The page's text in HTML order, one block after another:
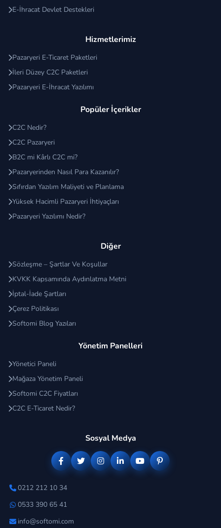
E-İhracat Devlet Destekleri
Hizmetlerimiz
Pazaryeri E-Ticaret Paketleri
İleri Düzey C2C Paketleri
Pazaryeri E-İhracat Yazılımı
Popüler İçerikler
C2C Nedir?
C2C Pazaryeri
B2C mi Kârlı C2C mi?
Pazaryerinden Nasıl Para Kazanılır?
Sıfırdan Yazılım Maliyeti ve Planlama
Yüksek Hacimli Pazaryeri İhtiyaçları
Pazaryeri Yazılımı Nedir?
Diğer
Sözleşme – Şartlar Ve Koşullar
KVKK Kapsamında Aydınlatma Metni
İptal-İade Şartları
Çerez Politikası
Softomi Blog Yazıları
Yönetim Panelleri
Yönetici Paneli
Mağaza Yönetim Paneli
Softomi C2C Fiyatları
C2C E-Ticaret Nedir?
Sosyal Medya
0212 212 10 34
0533 390 65 41
info@softomi.com